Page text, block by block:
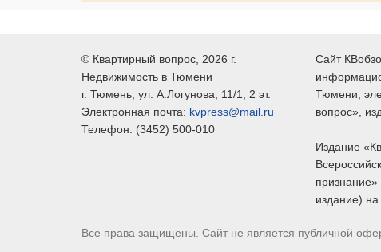
© Квартирный вопрос , 2026 г.
Недвижимость в Тюмени
г. Тюмень , ул. А.Логунова, 11/1, 2 эт.
Электронная почта: kvpress@mail.ru
Телефон: (3452) 500-010
Сайт
Тюмени,
вопрос»,
Издание
издание)
Все права защищены. Сайт не является публичной